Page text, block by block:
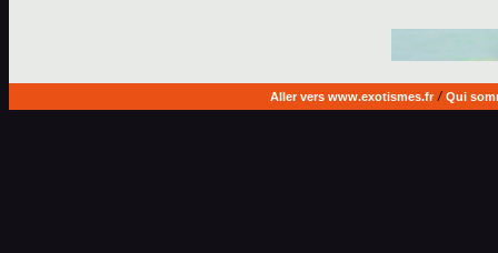
Aller vers www.exotismes.fr/ Qui